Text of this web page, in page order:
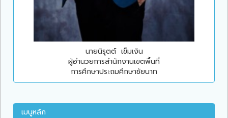
นายนิรุตต์ เข็มเงิน
ผู้อำนวยการสำนักงานเขตพื้นที่
การศึกษาประถมศึกษาชัยนาท
เมนูหลัก